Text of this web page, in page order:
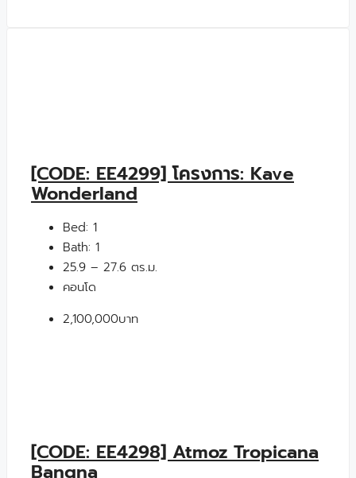
[CODE: EE4299] โครงการ: Kave
Wonderland
Bed: 1
Bath: 1
25.9 – 27.6 ตร.ม.
คอนโด
2,100,000บาท
[CODE: EE4298] Atmoz Tropicana
Bangna